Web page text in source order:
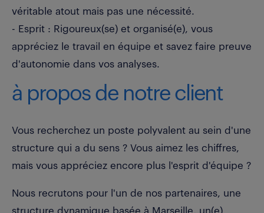
véritable atout mais pas une nécessité.
- Esprit : Rigoureux(se) et organisé(e), vous
appréciez le travail en équipe et savez faire preuve
d'autonomie dans vos analyses.
à propos de notre client
Vous recherchez un poste polyvalent au sein d'une
structure qui a du sens ? Vous aimez les chiffres,
mais vous appréciez encore plus l'esprit d'équipe ?
Nous recrutons pour l'un de nos partenaires, une
structure dynamique basée à Marseille, un(e)